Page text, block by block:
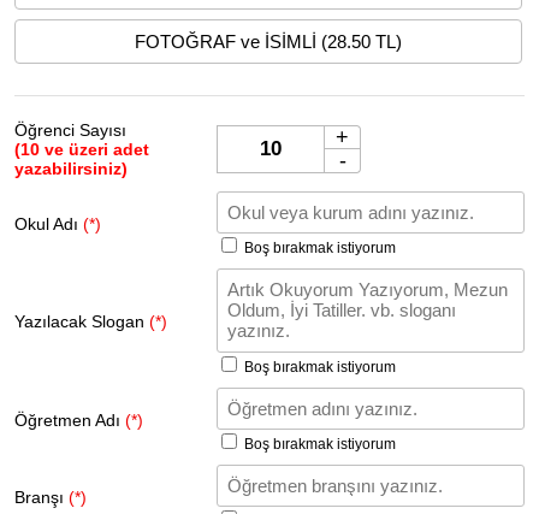
FOTOĞRAF ve İSİMLİ (28.50 TL)
Öğrenci Sayısı
(10 ve üzeri adet
yazabilirsiniz)
+
-
Okul Adı (*)
Boş bırakmak istiyorum
Yazılacak Slogan (*)
Boş bırakmak istiyorum
Öğretmen Adı (*)
Boş bırakmak istiyorum
Branşı (*)